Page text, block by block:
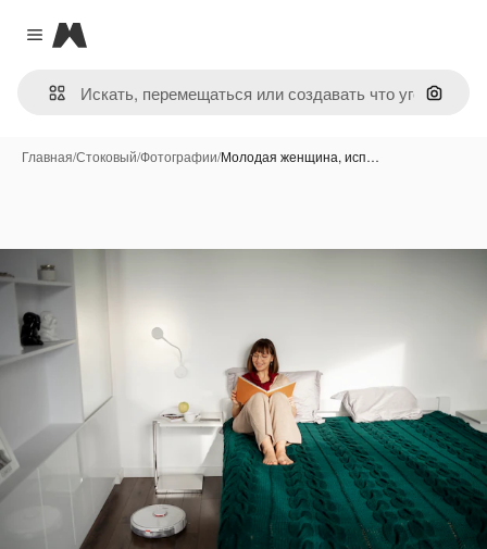
Close menu
Magnific
Поиск
Главная/Стоковый/Фотографии/Молодая женщина, исп…